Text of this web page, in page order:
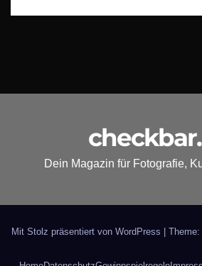
Dein Magazin für Fotografie,
Mit Stolz präsentiert von WordPress